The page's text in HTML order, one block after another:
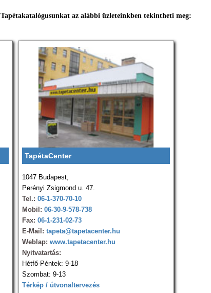
Tapétakatalógusunkat az alábbi üzleteinkben tekintheti meg:
TapétaCenter
1047 Budapest,
Perényi Zsigmond u. 47.
Tel.: 06-1-370-70-10
Mobil: 06-30-9-578-738
Fax: 06-1-231-02-73
E-Mail: tapeta@tapetacenter.hu
Weblap: www.tapetacenter.hu
Nyitvatartás:
Hétfő-Péntek: 9-18
Szombat: 9-13
Térkép / útvonaltervezés